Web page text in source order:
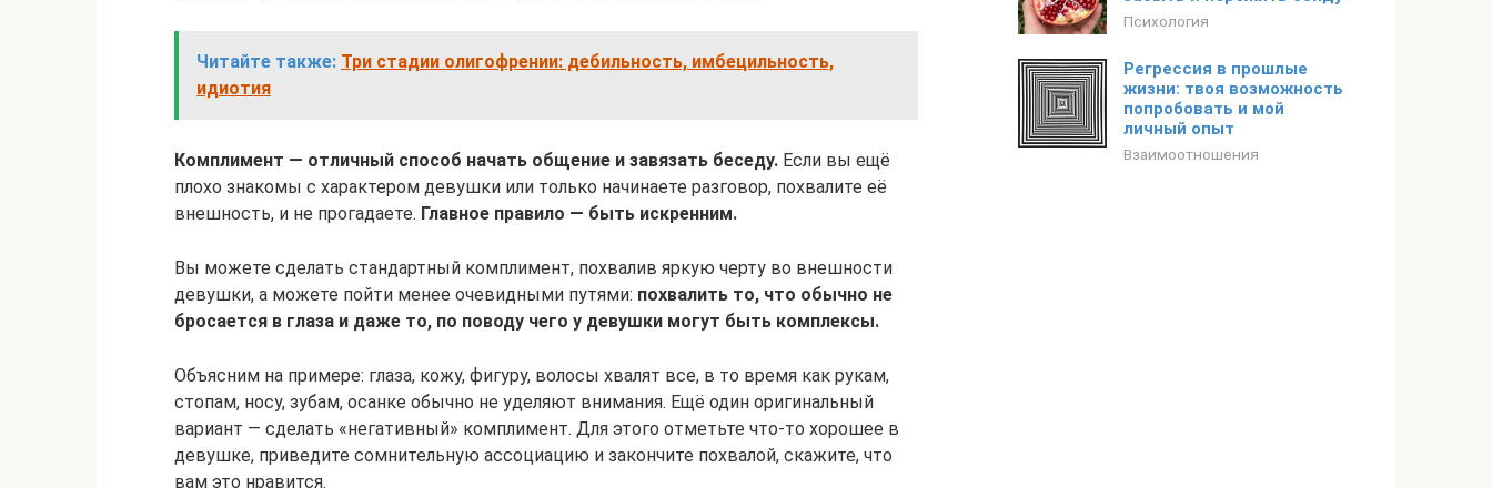
Читайте также: Три стадии олигофрении: дебильность, имбецильность,
идиотия
Комплимент — отличный способ начать общение и завязать беседу. Если вы ещё
плохо знакомы с характером девушки или только начинаете разговор, похвалите её
внешность, и не прогадаете. Главное правило — быть искренним.
Вы можете сделать стандартный комплимент, похвалив яркую черту во внешности
девушки, а можете пойти менее очевидными путями: похвалить то, что обычно не
бросается в глаза и даже то, по поводу чего у девушки могут быть комплексы.
Объясним на примере: глаза, кожу, фигуру, волосы хвалят все, в то время как рукам,
стопам, носу, зубам, осанке обычно не уделяют внимания. Ещё один оригинальный
вариант — сделать «негативный» комплимент. Для этого отметьте что-то хорошее в
девушке, приведите сомнительную ассоциацию и закончите похвалой, скажите, что
вам это нравится.
Психология
Регрессия в прошлые
жизни: твоя возможность
попробовать и мой
личный опыт
Взаимоотношения